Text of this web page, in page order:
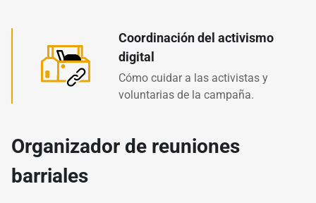
Coordinación del activismo
digital
Cómo cuidar a las activistas y
voluntarias de la campaña.
Organizador de reuniones
barriales